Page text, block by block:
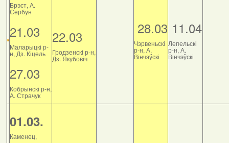
Брэст, А.
Сербун
21.03
Маларыцкі р-
н, Дз. Кіцель
27.03
Кобрынскі р-н,
А. Страчук
22.03
Гродзенскі р-н,
Дз. Якубовіч
28.03
Чэрвеньскі
р-н, А.
Вінчэўскі
11.04
Лепельскі
р-н, А.
Вінчэўскі
01.03.
Каменец,